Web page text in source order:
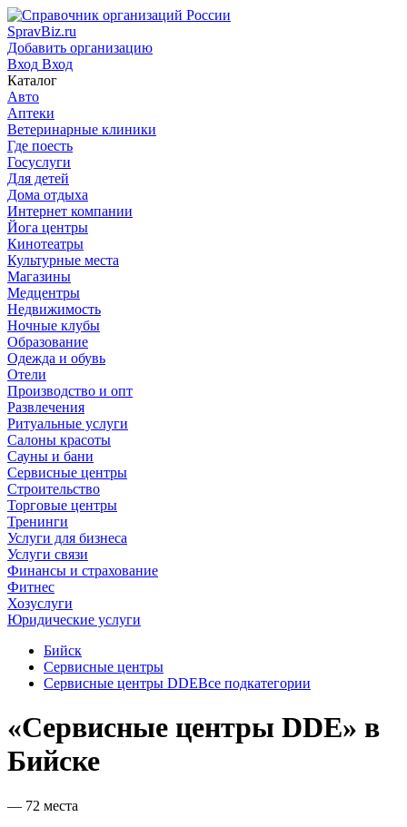
SpravBiz.ru
Добавить организацию
Вход Вход
Каталог
Авто
Аптеки
Ветеринарные клиники
Где поесть
Госуслуги
Для детей
Дома отдыха
Интернет компании
Йога центры
Кинотеатры
Культурные места
Магазины
Медцентры
Недвижимость
Ночные клубы
Образование
Одежда и обувь
Отели
Производство и опт
Развлечения
Ритуальные услуги
Салоны красоты
Сауны и бани
Сервисные центры
Строительство
Торговые центры
Тренинги
Услуги для бизнеса
Услуги связи
Финансы и страхование
Фитнес
Хозуслуги
Юридические услуги
Бийск
Сервисные центры
Сервисные центры DDEВсе подкатегории
«Сервисные центры DDE» в
Бийске
— 72 места